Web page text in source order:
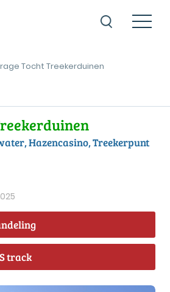
Tocht Treekerduinen
Hazencasino, Treekerpunt
track